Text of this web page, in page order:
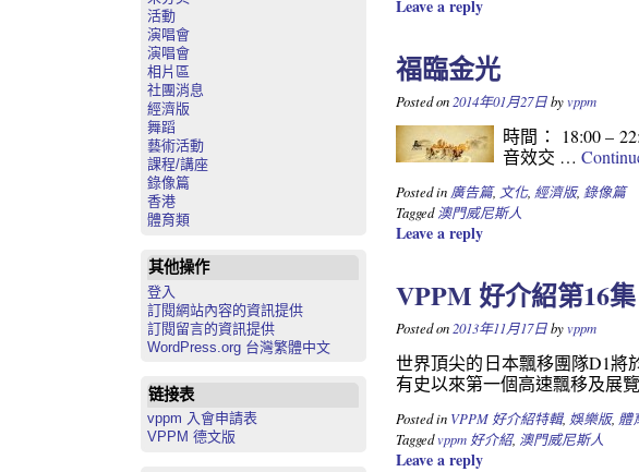
活動
演唱會
演唱會
相片區
社團消息
經濟版
舞蹈
藝術活動
課程/講座
錄像篇
香港
體育類
其他操作
登入
訂閱網站內容的資訊提供
訂閱留言的資訊提供
WordPress.org 台灣繁體中文
链接表
vppm 入會申請表
VPPM 德文版
Leave a reply
福臨金光
Posted on 2014年01月27日byvppm
時間： 18:00 –
音效交 …
Posted in 廣告篇, 文化, 經濟版, 錄像篇
Tagged 澳門威尼斯人
Leave a reply
VPPM 好介紹第16
Posted on 2013年11月17日byvppm
世界頂尖的日本飄移團隊D1將
有史以來第一個高速飄移及展
Posted in VPPM 好介紹特輯, 娛樂版, 體
Taggedvppm 好介紹, 澳門威尼斯人
Leave a reply